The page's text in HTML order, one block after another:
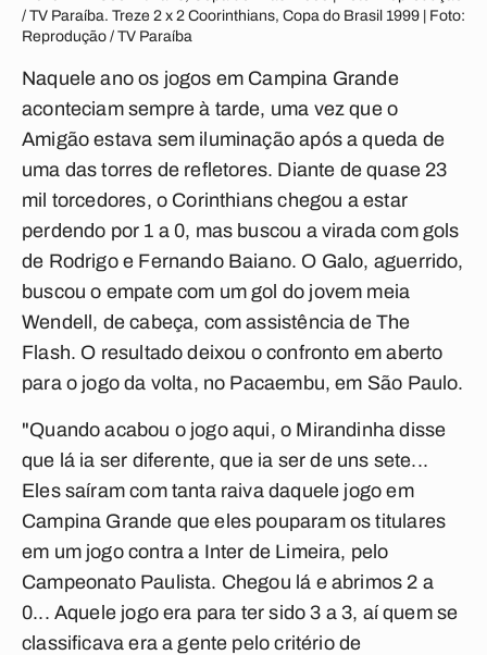
/ TV Paraíba. Treze 2 x 2 Coorinthians, Copa do Brasil 1999 | Foto:
Reprodução / TV Paraíba
Naquele ano os jogos em Campina Grande
aconteciam sempre à tarde, uma vez que o
Amigão estava sem iluminação após a queda de
uma das torres de refletores. Diante de quase 23
mil torcedores, o Corinthians chegou a estar
perdendo por 1 a 0, mas buscou a virada com gols
de Rodrigo e Fernando Baiano. O Galo, aguerrido,
buscou o empate com um gol do jovem meia
Wendell, de cabeça, com assistência de The
Flash. O resultado deixou o confronto em aberto
para o jogo da volta, no Pacaembu, em São Paulo.
"Quando acabou o jogo aqui, o Mirandinha disse
que lá ia ser diferente, que ia ser de uns sete...
Eles saíram com tanta raiva daquele jogo em
Campina Grande que eles pouparam os titulares
em um jogo contra a Inter de Limeira, pelo
Campeonato Paulista. Chegou lá e abrimos 2 a
0... Aquele jogo era para ter sido 3 a 3, aí quem se
classificava era a gente pelo critério de